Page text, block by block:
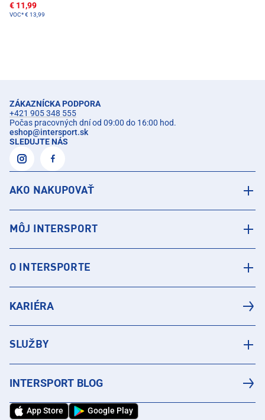
€ 11,99
VOC*€ 13,99
ZÁKAZNÍCKA PODPORA
+421 905 348 555
Počas pracovných dní od 09:00 do 16:00 hod.
eshop@intersport.sk
SLEDUJTE NÁS
AKO NAKUPOVAŤ
MÔJ INTERSPORT
O INTERSPORTE
KARIÉRA
SLUŽBY
INTERSPORT BLOG
App Store Google Play